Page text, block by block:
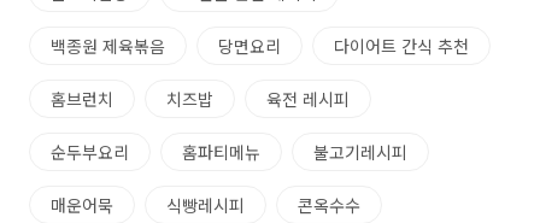
백종원 제육볶음 당면요리 다이어트 간식 추천
홈브런치 치즈밥 육전 레시피
순두부요리 홈파티메뉴 불고기레시피
매운어묵 식빵레시피 콘옥수수